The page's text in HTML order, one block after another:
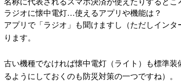
ラジオに懐中電灯…使えるアプリや機能は？
アプリで「ラジオ」も聞けますし（ただしイン
ります。
古い機種でなければ懐中電灯（ライト）も標準
るようにしておくのも防災対策の一つですね）。